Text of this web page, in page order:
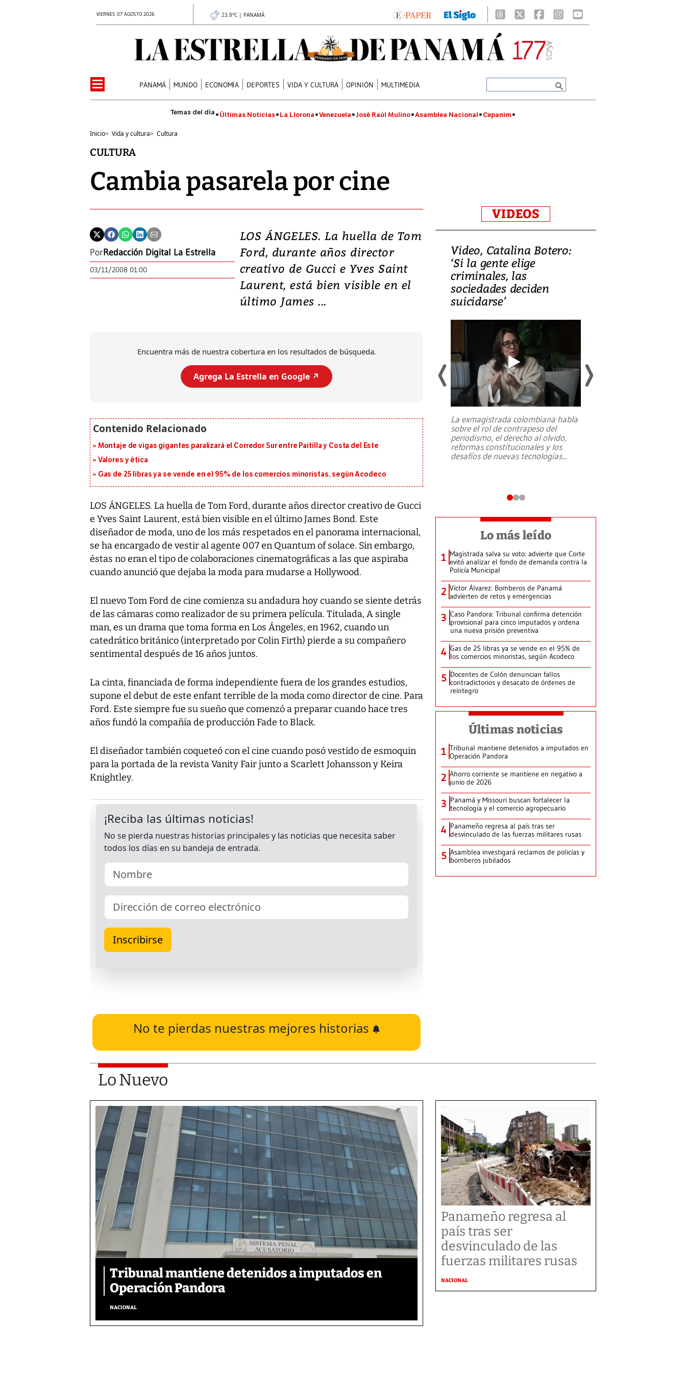
VIERNES 07 AGOSTO 2026 23.8°C | PANAMÁ
PANAMÁ MUNDO ECONOMÍA DEPORTES VIDA Y CULTURA OPINIÓN MULTIMEDIA
Últimas Noticias La Llorona Venezuela José Raúl Mulino Asamblea Nacional Cepanim
Inicio> Vida y cultura> Cultura
CULTURA
Cambia pasarela por cine
PorRedacción Digital La Estrella
03/11/2008 01:00
LOS ÁNGELES. La huella de Tom
Ford, durante años director
creativo de Gucci e Yves Saint
Laurent, está bien visible en el
último James ...
Encuentra más de nuestra cobertura en los resultados de búsqueda.
Agrega La Estrella en Google ↗️
Montaje de vigas gigantes paralizará el Corredor Sur entre Paitilla y Costa del Este
Valores y ética
Gas de 25 libras ya se vende en el 95% de los comercios minoristas, según Acodeco
LOS ÁNGELES. La huella de Tom Ford, durante años director creativo de Gucci
e Yves Saint Laurent, está bien visible en el último James Bond. Este
diseñador de moda, uno de los más respetados en el panorama internacional,
se ha encargado de vestir al agente 007 en Quantum of solace. Sin embargo,
éstas no eran el tipo de colaboraciones cinematográficas a las que aspiraba
cuando anunció que dejaba la moda para mudarse a Hollywood.
El nuevo Tom Ford de cine comienza su andadura hoy cuando se siente detrás
de las cámaras como realizador de su primera película. Titulada, A single
man, es un drama que toma forma en Los Ángeles, en 1962, cuando un
catedrático británico (interpretado por Colin Firth) pierde a su compañero
sentimental después de 16 años juntos.
La cinta, financiada de forma independiente fuera de los grandes estudios,
supone el debut de este enfant terrible de la moda como director de cine. Para
Ford. Este siempre fue su sueño que comenzó a preparar cuando hace tres
años fundó la compañía de producción Fade to Black.
El diseñador también coqueteó con el cine cuando posó vestido de esmoquin
para la portada de la revista Vanity Fair junto a Scarlett Johansson y Keira
Knightley.
No te pierdas nuestras mejores historias
VIDEOS
Video, Japón: Terremoto
deja heridos y graves
daños en Kumamoto
al sur de Japón, provocando una
Video, Catalina Botero:
‘Si la gente elige
criminales, las
sociedades deciden
suicidarse’
La exmagistrada colombiana habla
sobre el rol de contrapeso del
periodismo, el derecho al olvido,
reformas constitucionales y los
desafíos de nuevas tecnologías...
Lo más leído
1 Magistrada salva su voto: advierte que Corte
evitó analizar el fondo de demanda contra la
Policía Municipal
2 Víctor Álvarez: Bomberos de Panamá
advierten de retos y emergencias
3 Caso Pandora: Tribunal confirma detención
provisional para cinco imputados y ordena
una nueva prisión preventiva
4 Gas de 25 libras ya se vende en el 95% de
los comercios minoristas, según Acodeco
5 Docentes de Colón denuncian fallos
contradictorios y desacato de órdenes de
reintegro
Últimas noticias
1 Tribunal mantiene detenidos a imputados en
Operación Pandora
2 Ahorro corriente se mantiene en negativo a
junio de 2026
3 Panamá y Missouri buscan fortalecer la
tecnología y el comercio agropecuario
4 Panameño regresa al país tras ser
desvinculado de las fuerzas militares rusas
5 Asamblea investigará reclamos de policías y
bomberos jubilados
Lo Nuevo
Tribunal mantiene detenidos a imputados en
Operación Pandora
NACIONAL
Panameño regresa al
país tras ser
desvinculado de las
fuerzas militares rusas
NACIONAL